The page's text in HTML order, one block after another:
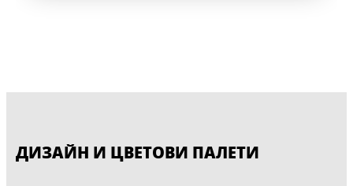
ДИЗАЙН И ЦВЕТОВИ ПАЛЕТИ